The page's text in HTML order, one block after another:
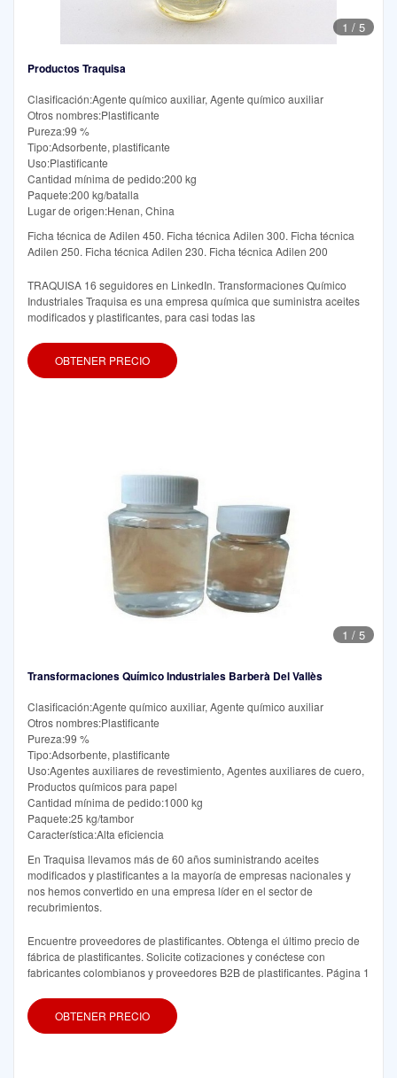
1 / 5
Productos Traquisa
Clasificación:Agente químico auxiliar, Agente químico auxiliar
Otros nombres:Plastificante
Pureza:99 %
Tipo:Adsorbente, plastificante
Uso:Plastificante
Cantidad mínima de pedido:200 kg
Paquete:200 kg/batalla
Lugar de origen:Henan, China
Ficha técnica de Adilen 450. Ficha técnica Adilen 300. Ficha técnica
Adilen 250. Ficha técnica Adilen 230. Ficha técnica Adilen 200
TRAQUISA 16 seguidores en LinkedIn. Transformaciones Químico
Industriales Traquisa es una empresa química que suministra aceites
modificados y plastificantes, para casi todas las
OBTENER PRECIO
1 / 5
Transformaciones Químico Industriales Barberà Del Vallès
Clasificación:Agente químico auxiliar, Agente químico auxiliar
Otros nombres:Plastificante
Pureza:99 %
Tipo:Adsorbente, plastificante
Uso:Agentes auxiliares de revestimiento, Agentes auxiliares de cuero,
Productos químicos para papel
Cantidad mínima de pedido:1000 kg
Paquete:25 kg/tambor
Característica:Alta eficiencia
En Traquisa llevamos más de 60 años suministrando aceites
modificados y plastificantes a la mayoría de empresas nacionales y
nos hemos convertido en una empresa líder en el sector de
recubrimientos.
Encuentre proveedores de plastificantes. Obtenga el último precio de
fábrica de plastificantes. Solicite cotizaciones y conéctese con
fabricantes colombianos y proveedores B2B de plastificantes. Página 1
OBTENER PRECIO